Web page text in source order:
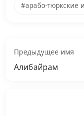
#арабо-тюркские
Предыдущее имя
Алибайрам